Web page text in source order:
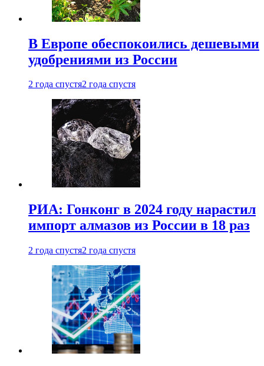
В Европе обеспокоились дешевыми
удобрениями из России
2 года спустя2 года спустя
РИА: Гонконг в 2024 году нарастил
импорт алмазов из России в 18 раз
2 года спустя2 года спустя